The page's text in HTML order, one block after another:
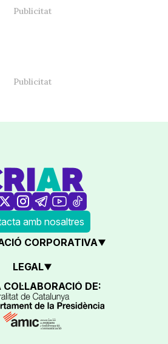
amb nosaltres
CORPORATIVA
LEGAL
DE: